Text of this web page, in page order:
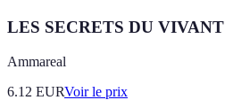
LES SECRETS DU VIVANT
Ammareal
6.12 EURVoir le prix